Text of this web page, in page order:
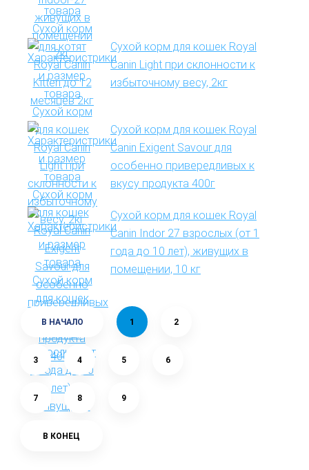
Сухой корм для кошек Royal
Canin Light при склонности к
избыточному весу, 2кг
Сухой корм для кошек Royal
Canin Exigent Savour для
особенно привередливых к
вкусу продукта 400г
Сухой корм для кошек Royal
Canin Indor 27 взрослых (от 1
года до 10 лет), живущих в
помещении, 10 кг
В НАЧАЛО 1 2
3 4 5 6
7 8 9
В КОНЕЦ